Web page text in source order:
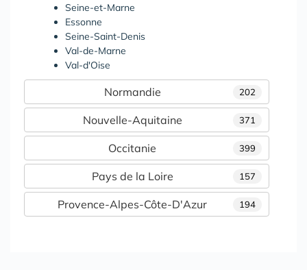
Seine-et-Marne
Essonne
Seine-Saint-Denis
Val-de-Marne
Val-d'Oise
202
Normandie
371
Nouvelle-Aquitaine
399
Occitanie
157
Pays de la Loire
194
Provence-Alpes-Côte-D'Azur